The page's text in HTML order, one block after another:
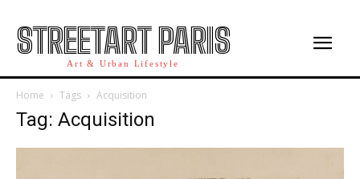
STREETART PARIS
Art & Urban Lifestyle
Home Tags Acquisition
Tag: Acquisition